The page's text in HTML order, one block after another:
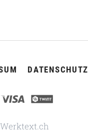
DATENSCHUTZ